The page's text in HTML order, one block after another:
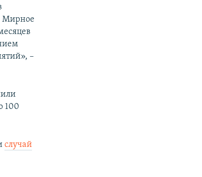
Мирное
–
100
случай